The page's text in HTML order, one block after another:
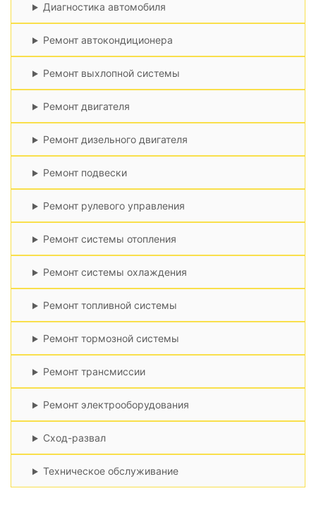
Диагностика автомобиля
Ремонт автокондиционера
Ремонт выхлопной системы
Ремонт двигателя
Ремонт дизельного двигателя
Ремонт подвески
Ремонт рулевого управления
Ремонт системы отопления
Ремонт системы охлаждения
Ремонт топливной системы
Ремонт тормозной системы
Ремонт трансмиссии
Ремонт электрооборудования
Сход-развал
Техническое обслуживание